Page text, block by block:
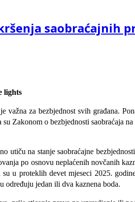
saobraćajnih
za bezbjednost svih građana.
Zakonom o bezbjednosti saobraćaja
na stanje saobraćajne
po osnovu neplaćenih novčanih
u proteklih devet mjeseci 2025.
određuju jedan ili dva kaznena boda.